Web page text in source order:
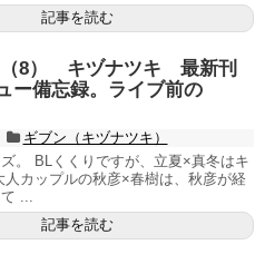
記事を読む
8） キヅナツキ 最新刊
ー備忘録。ライブ前の
ギブン（キヅナツキ）
。 BLくくりですが、立夏×真冬はキ
人カップルの秋彦×春樹は、秋彦が経
...
記事を読む